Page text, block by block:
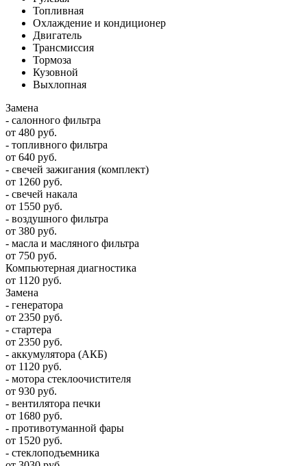
Топливная
Охлаждение и кондиционер
Двигатель
Трансмиссия
Тормоза
Кузовной
Выхлопная
Замена
- салонного фильтра
от 480 руб.
- топливного фильтра
от 640 руб.
- свечей зажигания (комплект)
от 1260 руб.
- свечей накала
от 1550 руб.
- воздушного фильтра
от 380 руб.
- масла и масляного фильтра
от 750 руб.
Компьютерная диагностика
от 1120 руб.
Замена
- генератора
от 2350 руб.
- стартера
от 2350 руб.
- аккумулятора (АКБ)
от 1120 руб.
- мотора стеклоочистителя
от 930 руб.
- вентилятора печки
от 1680 руб.
- противотуманной фары
от 1520 руб.
- стеклоподъемника